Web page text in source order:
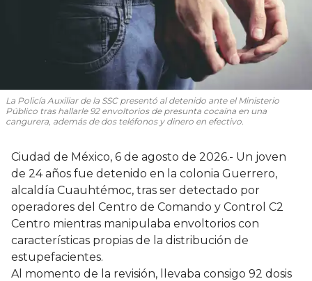
La Policía Auxiliar de la SSC presentó al detenido ante el Ministerio
Público tras hallarle 92 envoltorios de presunta cocaína en una
cangurera, además de dos teléfonos y dinero en efectivo.
Ciudad de México, 6 de agosto de 2026.- Un joven
de 24 años fue detenido en la colonia Guerrero,
alcaldía Cuauhtémoc, tras ser detectado por
operadores del Centro de Comando y Control C2
Centro mientras manipulaba envoltorios con
características propias de la distribución de
estupefacientes.
Al momento de la revisión, llevaba consigo 92 dosis